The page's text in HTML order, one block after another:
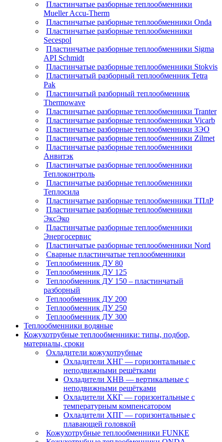
Пластинчатые разборные теплообменники
Mueller Accu-Therm
Пластинчатые разборные теплообменники Onda
Пластинчатые разборные теплообменники
Secespol
Пластинчатые разборные теплообменники Sigma
API Schmidt
Пластинчатые разборные теплообменники Stokvis
Пластинчатый разборный теплообменник Tetra
Pak
Пластинчатый разборный теплообменник
Thermowave
Пластинчатые разборные теплообменники Tranter
Пластинчатые разборные теплообменники Vicarb
Пластинчатые разборные теплообменники ЗЭО
Пластинчатые разборные теплообменники Zilmet
Пластинчатые разборные теплообменники
Анвитэк
Пластинчатые разборные теплообменники
Теплоконтроль
Пластинчатые разборные теплообменники
Теплосила
Пластинчатые разборные теплообменники ТПлР
Пластинчатые разборные теплообменники
ЭксЭко
Пластинчатые разборные теплообменники
Энергосервис
Пластинчатые разборные теплообменники Nord
Сварные пластинчатые теплообменники
Теплообменник ДУ 80
Теплообменник ДУ 125
Теплообменник ДУ 150 – пластинчатый
разборный
Теплообменник ДУ 200
Теплообменник ДУ 250
Теплообменник ДУ 300
Теплообменники водяные
Кожухотрубные теплообменники: типы, подбор,
материалы, сроки
Охладители кожухотрубные
Охладители ХНГ — горизонтальные с
неподвижными решётками
Охладители ХНВ — вертикальные с
неподвижными решётками
Охладители ХКГ — горизонтальные с
температурным компенсатором
Охладители ХПГ — горизонтальные с
плавающей головкой
Кожухотрубные теплообменники FUNKE